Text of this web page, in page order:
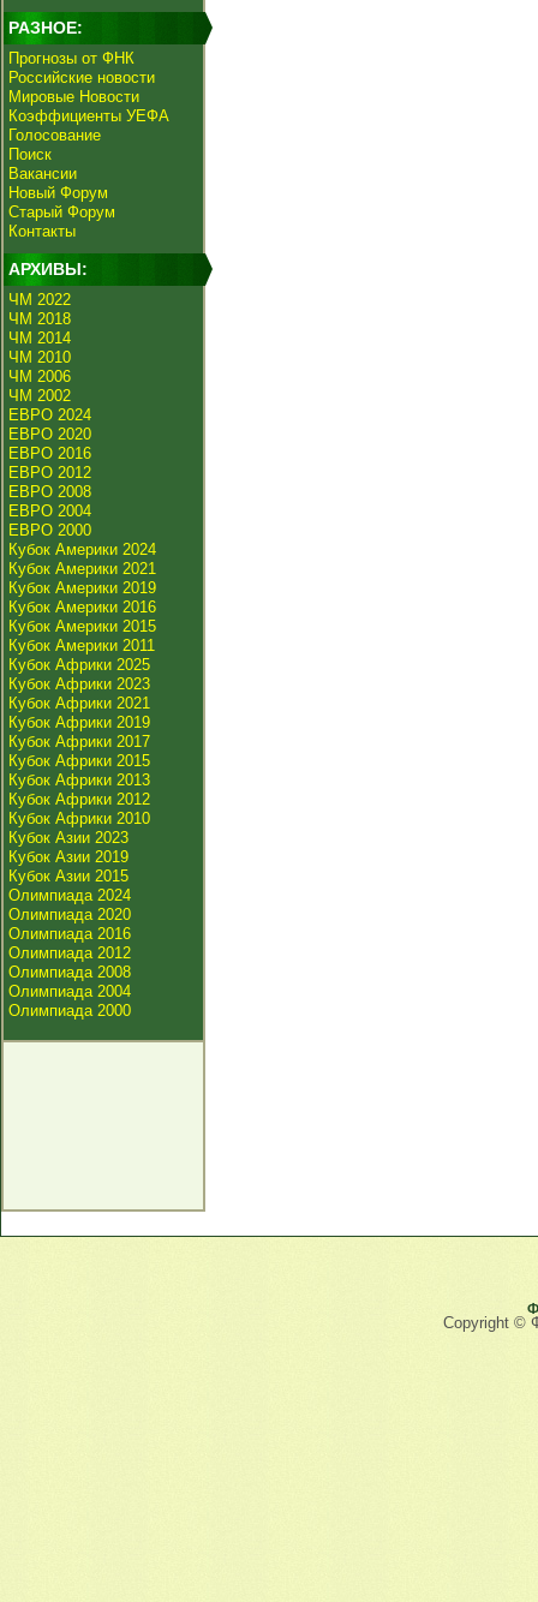
РАЗНОЕ:
Прогнозы от ФНК
Российские новости
Мировые Новости
Коэффициенты УЕФА
Голосование
Поиск
Вакансии
Новый Форум
Старый Форум
Контакты
АРХИВЫ:
ЧМ 2022
ЧМ 2018
ЧМ 2014
ЧМ 2010
ЧМ 2006
ЧМ 2002
ЕВРО 2024
ЕВРО 2020
ЕВРО 2016
ЕВРО 2012
ЕВРО 2008
ЕВРО 2004
ЕВРО 2000
Кубок Америки 2024
Кубок Америки 2021
Кубок Америки 2019
Кубок Америки 2016
Кубок Америки 2015
Кубок Америки 2011
Кубок Африки 2025
Кубок Африки 2023
Кубок Африки 2021
Кубок Африки 2019
Кубок Африки 2017
Кубок Африки 2015
Кубок Африки 2013
Кубок Африки 2012
Кубок Африки 2010
Кубок Азии 2023
Кубок Азии 2019
Кубок Азии 2015
Олимпиада 2024
Олимпиада 2020
Олимпиада 2016
Олимпиада 2012
Олимпиада 2008
Олимпиада 2004
Олимпиада 2000
Copyright ©